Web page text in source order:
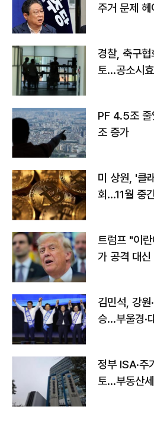
주거 문제
경찰, 축구
토…공소시
PF 4.5조 줄
조 증가
미 상원, '클
회…11월 중
트럼프 "이
가 공격 대
김민석, 강원
승…부울경·
정부 ISA·주
토…부동산